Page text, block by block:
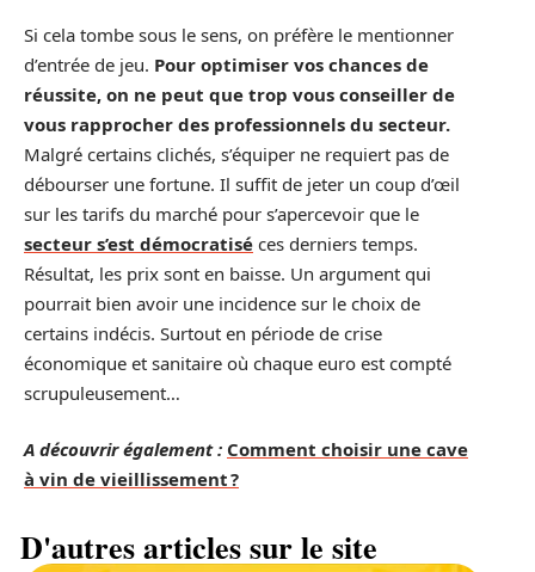
Si cela tombe sous le sens, on préfère le mentionner
d’entrée de jeu. Pour optimiser vos chances de
réussite, on ne peut que trop vous conseiller de
vous rapprocher des professionnels du secteur.
Malgré certains clichés, s’équiper ne requiert pas de
débourser une fortune. Il suffit de jeter un coup d’œil
sur les tarifs du marché pour s’apercevoir que le
secteur s’est démocratisé ces derniers temps.
Résultat, les prix sont en baisse. Un argument qui
pourrait bien avoir une incidence sur le choix de
certains indécis. Surtout en période de crise
économique et sanitaire où chaque euro est compté
scrupuleusement…
A découvrir également : Comment choisir une cave
à vin de vieillissement ?
D'autres articles sur le site